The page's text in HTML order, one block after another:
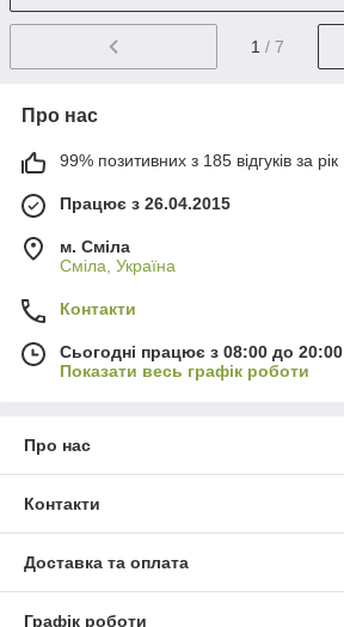
1 / 7
Про нас
99% позитивних з 185 відгуків за рік
Працює з 26.04.2015
м. Сміла
Сміла, Україна
Контакти
Сьогодні працює з 08:00 до 20:00
Показати весь графік роботи
Про нас
Контакти
Доставка та оплата
Графік роботи